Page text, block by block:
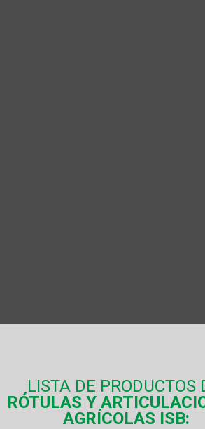
LISTA DE PRODUCTOS
RÓTULAS Y
AGRÍCOLAS ISB: